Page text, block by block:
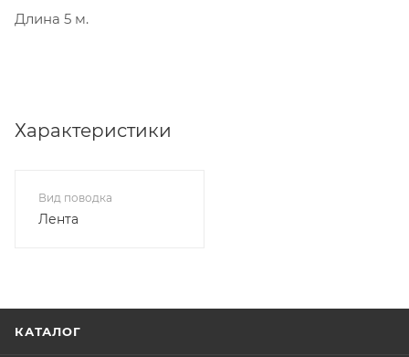
Длина 5 м.
Характеристики
Вид поводка
Лента
КАТАЛОГ